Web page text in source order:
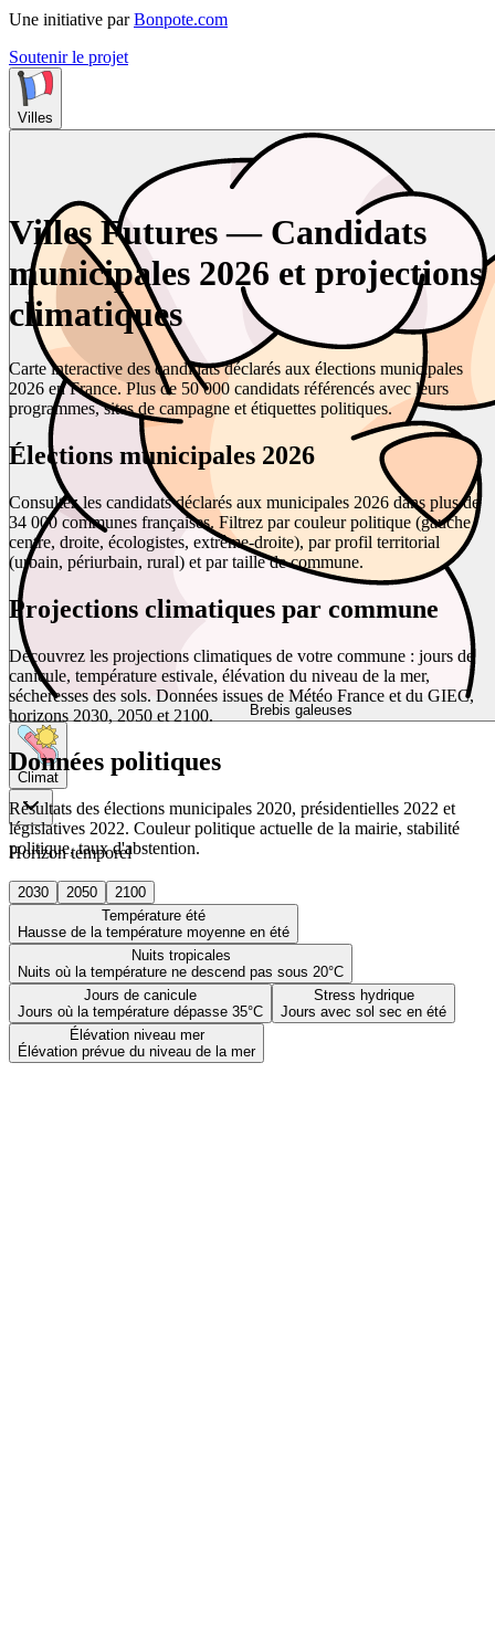
Une initiative par Bonpote.com
Soutenir le projet
Villes
Brebis galeuses
Climat
Horizon temporel
2030 2050
2100
Température été
Hausse de la température moyenne en été
Nuits tropicales
Nuits où la température ne descend pas sous 20°C
Jours de canicule
Jours où la température dépasse 35°C
Stress hydrique
Jours avec sol sec en été
Élévation niveau mer
Élévation prévue du niveau de la mer
Villes Futures — Candidats
municipales 2026 et projections
climatiques
Carte interactive des candidats déclarés aux élections municipales
2026 en France. Plus de 50 000 candidats référencés avec leurs
programmes, sites de campagne et étiquettes politiques.
Élections municipales 2026
Consultez les candidats déclarés aux municipales 2026 dans plus de
34 000 communes françaises. Filtrez par couleur politique (gauche,
centre, droite, écologistes, extrême-droite), par profil territorial
(urbain, périurbain, rural) et par taille de commune.
Projections climatiques par commune
Découvrez les projections climatiques de votre commune : jours de
canicule, température estivale, élévation du niveau de la mer,
sécheresses des sols. Données issues de Météo France et du GIEC,
horizons 2030, 2050 et 2100.
Données politiques
Résultats des élections municipales 2020, présidentielles 2022 et
législatives 2022. Couleur politique actuelle de la mairie, stabilité
politique, taux d'abstention.